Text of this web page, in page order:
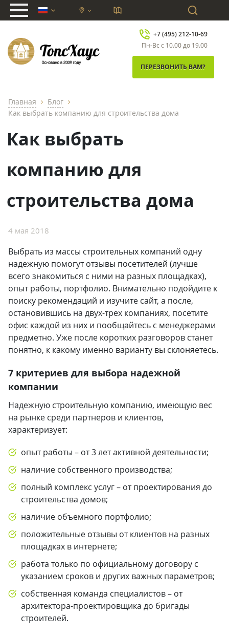
chevron_down
+7 (495) 212-10-69
Пн-Вс с 10.00 до 19.00
ПЕРЕЗВОНИТЬ ВАМ?
Главная chevron_right Блог chevron_right
Как выбрать компанию для строительства дома
Как выбрать
компанию для
строительства дома
4 мая 2018
Выбрать из массы строительных компаний одну
надежную помогут отзывы посетителей (лучше
всего знакомиться с ними на разных площадках),
опыт работы, портфолио. Внимательно подойдите к
поиску рекомендаций и изучите сайт, а после,
остановившись на двух-трех компаниях, посетите
офис каждой из них и пообщайтесь с менеджерами
предметно. Уже после коротких разговоров станет
понятно, к какому именно варианту вы склоняетесь.
7 критериев для выбора надежной
компании
Надежную строительную компанию, имеющую вес
на рынке среди партнеров и клиентов,
характеризует:
опыт работы – от 3 лет активной деятельности;
наличие собственного производства;
полный комплекс услуг – от проектирования до
строительства домов;
наличие объемного портфолио;
положительные отзывы от клиентов на разных
площадках в интернете;
работа только по официальному договору с
указанием сроков и других важных параметров;
собственная команда специалистов – от
архитектора-проектировщика до бригады
строителей.